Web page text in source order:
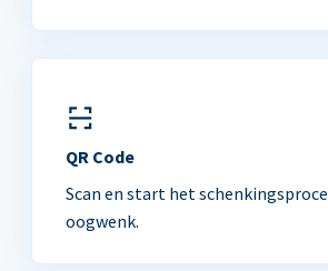
QR Code
Scan en start het
oogwenk.